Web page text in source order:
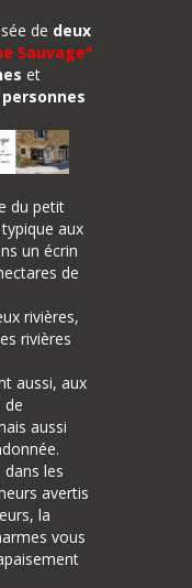
de deux
Sauvage"
et
du petit
aux
un écrin
de
rivières,
rivières
aussi, aux
de
aussi
dans les
avertis
la
vous